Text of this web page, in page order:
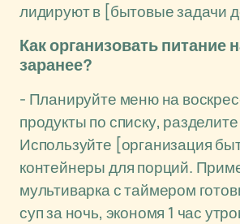
лидируют в [бытовые задачи
Как организовать питание
заранее?
- Планируйте меню на
продукты по списку,
Используйте [организация
контейнеры для порций.
мультиварка с таймером
суп за ночь, экономя 1 час